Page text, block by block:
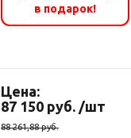
в подарок!
Цена:
87 150 руб. /шт
88 261,88руб.